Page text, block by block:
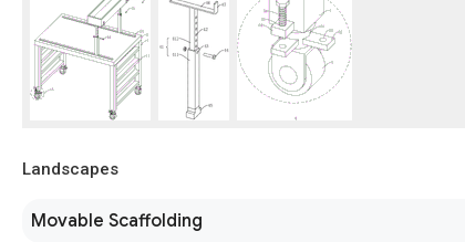
Landscapes
Movable Scaffolding